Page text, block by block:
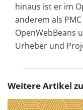
hinaus ist er im
anderem als
OpenWebBeans
Urheber und
Weitere Artikel